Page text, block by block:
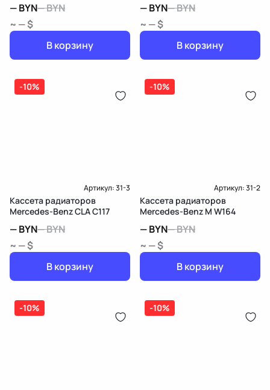
—BYN—BYN
~ — $
В корзину
—BYN—BYN
~ — $
В корзину
-10%
Артикул:31-3
Кассета радиаторов
Mercedes-Benz CLA C117
—BYN—BYN
~ — $
В корзину
-10%
Артикул:31-2
Кассета радиаторов
Mercedes-Benz M W164
—BYN—BYN
~ — $
В корзину
-10% -10%